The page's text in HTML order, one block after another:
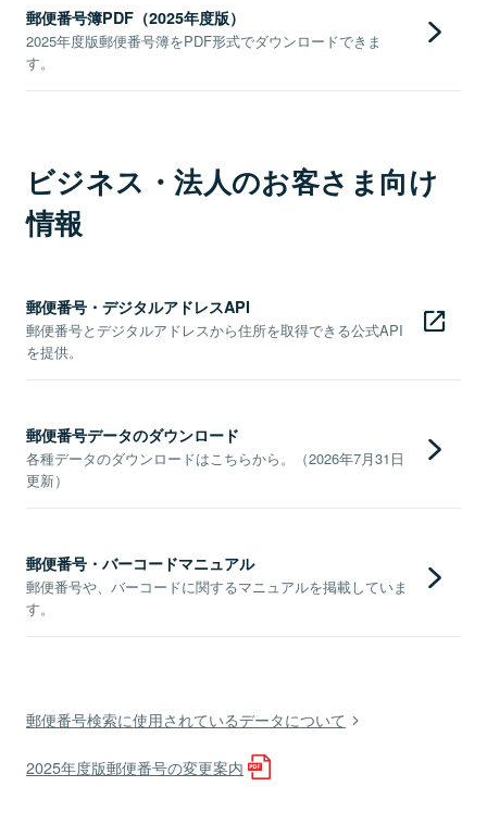
郵便番号簿PDF（2025年度版）
2025年度版郵便番号簿をPDF形式でダウンロードできま
す。
ビジネス・法人のお客さま向け
情報
郵便番号・デジタルアドレスAPI
郵便番号とデジタルアドレスから住所を取得できる公式API
を提供。
郵便番号データのダウンロード
各種データのダウンロードはこちらから。（2026年7月31日
更新）
郵便番号・バーコードマニュアル
郵便番号や、バーコードに関するマニュアルを掲載していま
す。
郵便番号検索に使用されているデータについて
2025年度版郵便番号の変更案内